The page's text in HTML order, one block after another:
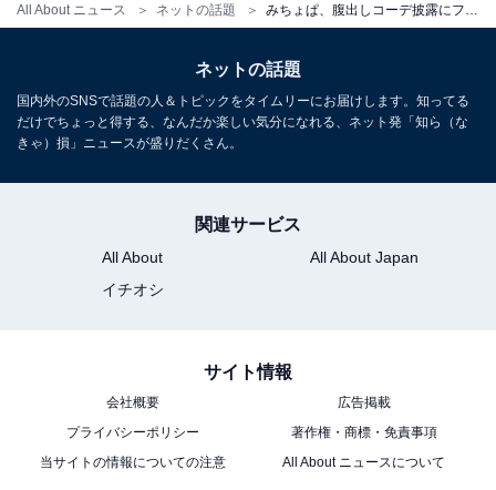
All About ニュース ネットの話題
ネットの話題
国内外のSNSで話題の人＆トピックをタイムリーにお届けします。知ってる
だけでちょっと得する、なんだか楽しい気分になれる、ネット発「知ら（な
きゃ）損」ニュースが盛りだくさん。
関連サービス
All About
All About Japan
イチオシ
サイト情報
会社概要
広告掲載
プライバシーポリシー
著作権・商標・免責事項
当サイトの情報についての注意
All About ニュースについて